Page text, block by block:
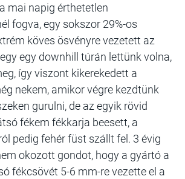
mai napig érthetetlen
fogva, egy sokszor 29%-os
köves ösvényre vezetett az
egy downhill túrán lettünk volna,
így viszont kikerekedett a
nekem, amikor végre kezdtünk
gurulni, de az egyik rövid
fékem fékkarja beesett, a
pedig fehér füst szállt fel. 3 évig
okozott gondot, hogy a gyártó a
fékcsövét 5-6 mm-re vezette el a